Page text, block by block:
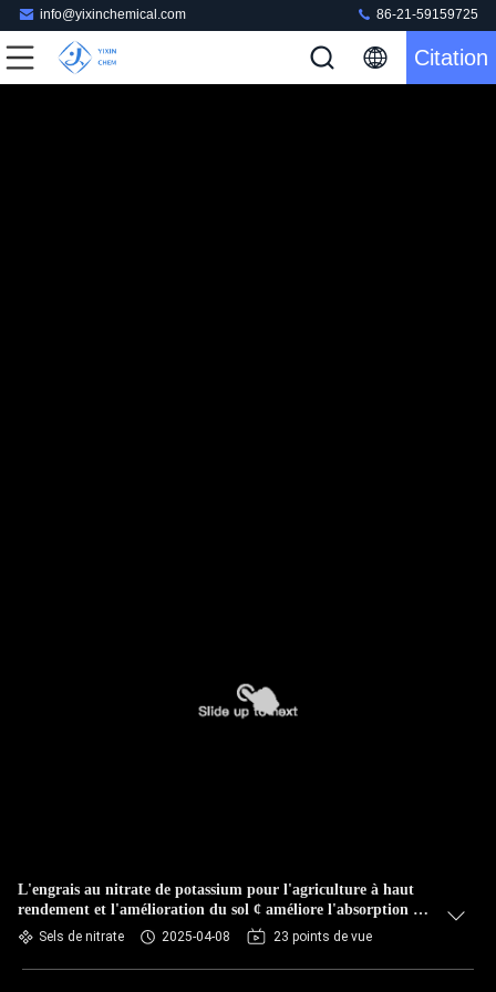
info@yixinchemical.com 86-21-59159725
Citation
L'engrais au nitrate de potassium pour l'agriculture à haut
rendement et l'amélioration du sol ¢ améliore l'absorption des
nutriments en Asie du Sud-Est
Sels de nitrate 2025-04-08 23 points de vue